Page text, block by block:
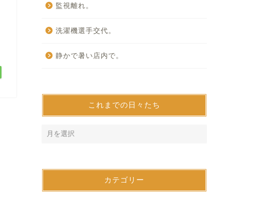
監視離れ。
洗濯機選手交代。
静かで暑い店内で。
これまでの日々たち
カテゴリー